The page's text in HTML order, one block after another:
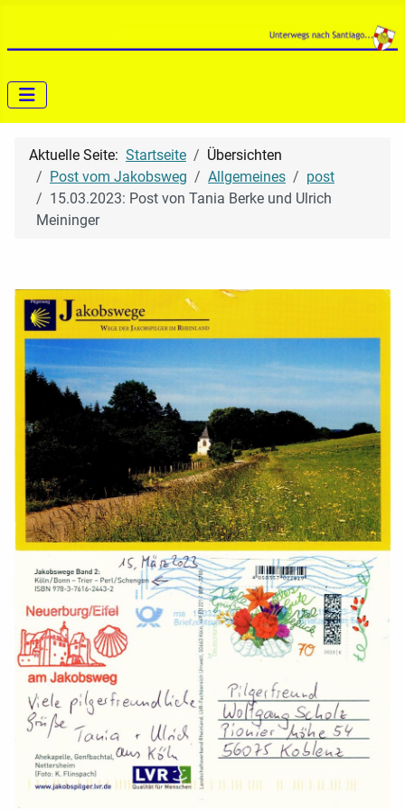
Aktuelle Seite: Startseite
Übersichten
Post vom Jakobsweg
Allgemeines
post
15.03.2023: Post von Tania Berke und Ulrich
Meininger